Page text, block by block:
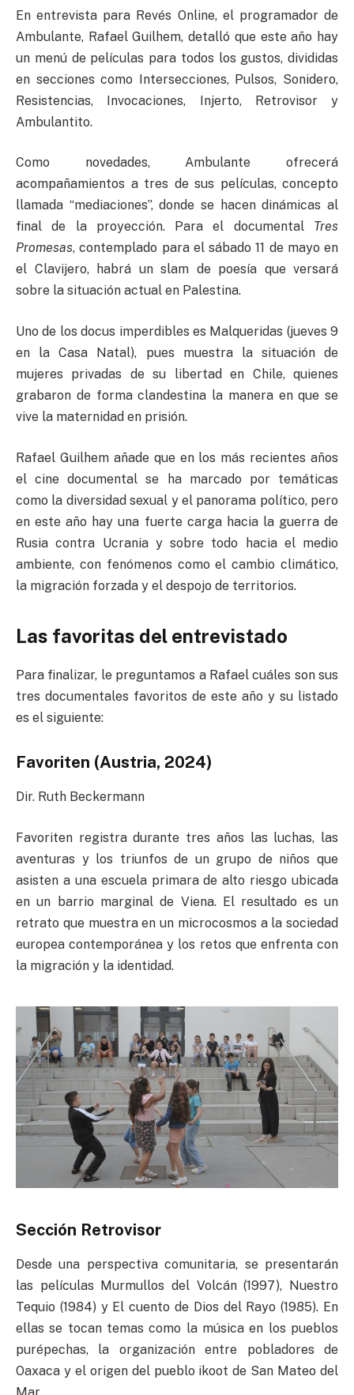
En entrevista para Revés Online, el programador de
Ambulante, Rafael Guilhem, detalló que este año hay
un menú de películas para todos los gustos, divididas
en secciones como Intersecciones, Pulsos, Sonidero,
Resistencias, Invocaciones, Injerto, Retrovisor y
Ambulantito.
Como novedades, Ambulante ofrecerá
acompañamientos a tres de sus películas, concepto
llamada “mediaciones”, donde se hacen dinámicas al
final de la proyección. Para el documental Tres
Promesas, contemplado para el sábado 11 de mayo en
el Clavijero, habrá un slam de poesía que versará
sobre la situación actual en Palestina.
Uno de los docus imperdibles es Malqueridas (jueves 9
en la Casa Natal), pues muestra la situación de
mujeres privadas de su libertad en Chile, quienes
grabaron de forma clandestina la manera en que se
vive la maternidad en prisión.
Rafael Guilhem añade que en los más recientes años
el cine documental se ha marcado por temáticas
como la diversidad sexual y el panorama político, pero
en este año hay una fuerte carga hacia la guerra de
Rusia contra Ucrania y sobre todo hacia el medio
ambiente, con fenómenos como el cambio climático,
la migración forzada y el despojo de territorios.
Las favoritas del entrevistado
Para finalizar, le preguntamos a Rafael cuáles son sus
tres documentales favoritos de este año y su listado
es el siguiente:
Favoriten (Austria, 2024)
Dir. Ruth Beckermann
Favoriten registra durante tres años las luchas, las
aventuras y los triunfos de un grupo de niños que
asisten a una escuela primara de alto riesgo ubicada
en un barrio marginal de Viena. El resultado es un
retrato que muestra en un microcosmos a la sociedad
europea contemporánea y los retos que enfrenta con
la migración y la identidad.
Sección Retrovisor
Desde una perspectiva comunitaria, se presentarán
las películas Murmullos del Volcán (1997), Nuestro
Tequio (1984) y El cuento de Dios del Rayo (1985). En
ellas se tocan temas como la música en los pueblos
purépechas, la organización entre pobladores de
Oaxaca y el origen del pueblo ikoot de San Mateo del